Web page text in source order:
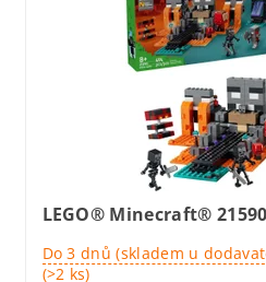
LEGO® Minecraft®
Do 3 dnů (skladem u
(>2 ks)